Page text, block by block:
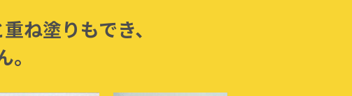
ね塗りもでき、